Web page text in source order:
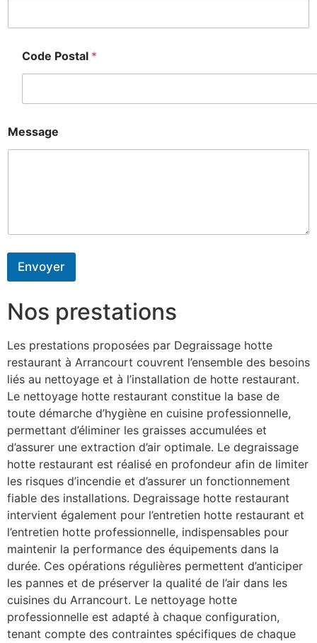
Code Postal *
Message
Envoyer
Nos prestations
Les prestations proposées par Degraissage hotte
restaurant à Arrancourt couvrent l’ensemble des besoins
liés au nettoyage et à l’installation de hotte restaurant.
Le nettoyage hotte restaurant constitue la base de
toute démarche d’hygiène en cuisine professionnelle,
permettant d’éliminer les graisses accumulées et
d’assurer une extraction d’air optimale. Le degraissage
hotte restaurant est réalisé en profondeur afin de limiter
les risques d’incendie et d’assurer un fonctionnement
fiable des installations. Degraissage hotte restaurant
intervient également pour l’entretien hotte restaurant et
l’entretien hotte professionnelle, indispensables pour
maintenir la performance des équipements dans la
durée. Ces opérations régulières permettent d’anticiper
les pannes et de préserver la qualité de l’air dans les
cuisines du Arrancourt. Le nettoyage hotte
professionnelle est adapté à chaque configuration,
tenant compte des contraintes spécifiques de chaque